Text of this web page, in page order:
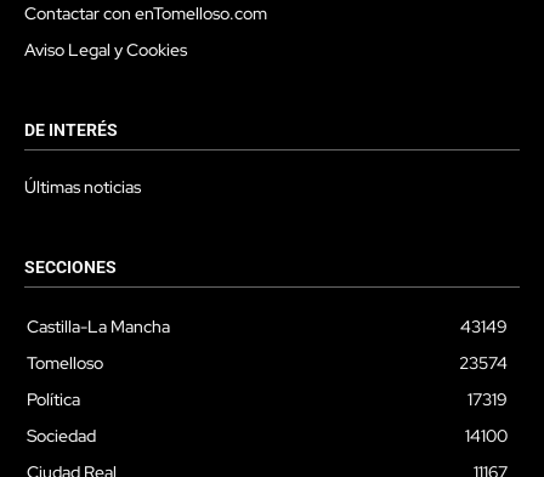
Contactar con enTomelloso.com
Aviso Legal y Cookies
DE INTERÉS
Últimas noticias
SECCIONES
Castilla-La Mancha
43149
Tomelloso
23574
Política
17319
Sociedad
14100
Ciudad Real
11167